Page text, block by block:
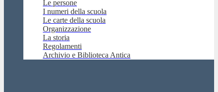
Le persone
I numeri della scuola
Le carte della scuola
Organizzazione
La storia
Regolamenti
Archivio e Biblioteca Antica